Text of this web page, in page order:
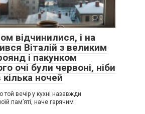
0
відчинилися, і на
Віталій з великим
і пакунком
очі були червоні, ніби
кілька ночей
вечір у кухні назавжди
пам’яті, наче гарячим